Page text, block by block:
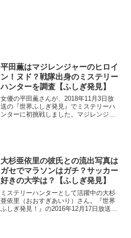
平田薫はマジレンジャーのヒロイ
ン！ヌド？戦隊出身のミステリー
ハンターを調査【ふしぎ発見】
女優の平田薫さんが、2018年11月3日放
送の『世界ふしぎ発見』でミステリーハ
ンターに初挑戦しました。マジレンジャ
大杉亜依里の彼氏との流出写真は
ガセでマラソンはガチ？サッカー
好きの大学は？【ふしぎ発見】
ミステリーハンターとして活躍中の大杉
亜依里（おおすぎあいり）さん。『世界
ふしぎ発見！』の2016年12月17日放送分